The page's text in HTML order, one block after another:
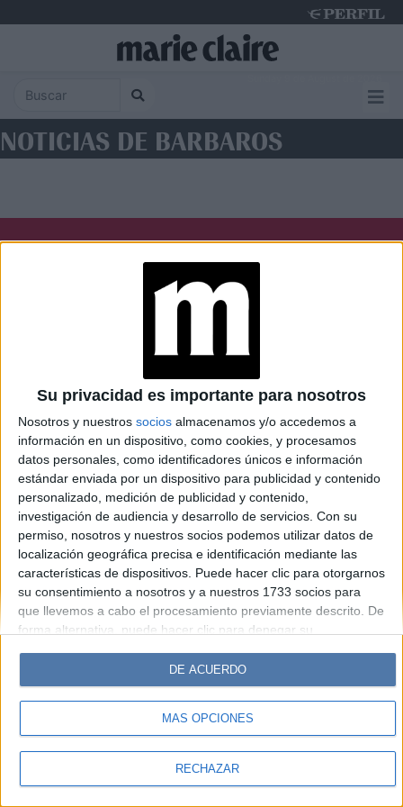
Su privacidad es importante para nosotros
Nosotros y nuestros socios almacenamos y/o accedemos a
información en un dispositivo, como cookies, y procesamos
datos personales, como identificadores únicos e información
estándar enviada por un dispositivo para publicidad y contenido
personalizado, medición de publicidad y contenido,
investigación de audiencia y desarrollo de servicios. Con su
permiso, nosotros y nuestros socios podemos utilizar datos de
localización geográfica precisa e identificación mediante las
características de dispositivos. Puede hacer clic para otorgarnos
su consentimiento a nosotros y a nuestros 1733 socios para
que llevemos a cabo el procesamiento previamente descrito. De
forma alternativa, puede hacer clic para denegar su
cambiar sus preferencias antes de otorgar su consentimiento.
Tenga en cuenta que algún procesamiento de sus datos
personales puede no requerir de su consentimiento, pero usted
tiene el derecho de rechazar tal procesamiento. Sus
sus preferencias o retirar su consentimiento en cualquier
MÁS OPCIONES
RECHAZAR
DE ACUERDO
NOTICIAS DE BARBAROS
Caras Noticias
Weekend Parabrisas
Look
Luz Mía Lunateen Break BATimes
© Perfil.com 2006-2019 - Todos los derechos reservados
Registro de Propiedad Intelectual: Nro. 5346433